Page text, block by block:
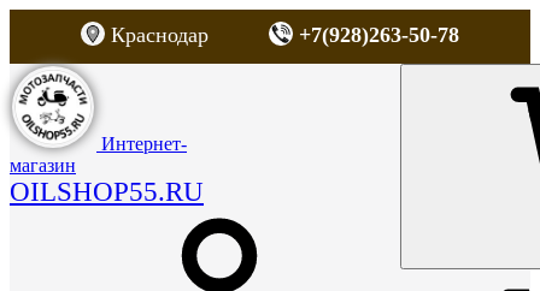
Краснодар +7(928)263-50-78
Интернет-
магазин
OILSHOP55.RU